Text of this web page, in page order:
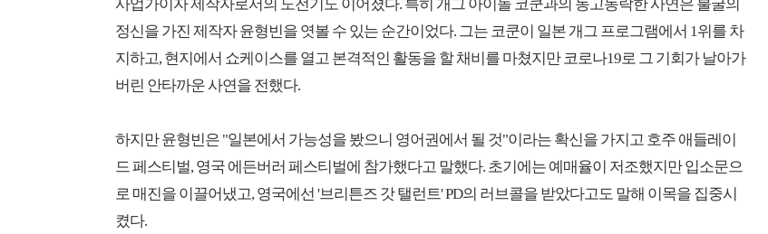
사업가이자 제작자로서의 도전기도 이어졌다. 특히 개그 아이돌 코쿤과의 동고동락한 사연은 불굴의
정신을 가진 제작자 윤형빈을 엿볼 수 있는 순간이었다. 그는 코쿤이 일본 개그 프로그램에서 1위를 차
지하고, 현지에서 쇼케이스를 열고 본격적인 활동을 할 채비를 마쳤지만 코로나19로 그 기회가 날아가
버린 안타까운 사연을 전했다.
하지만 윤형빈은 "일본에서 가능성을 봤으니 영어권에서 될 것"이라는 확신을 가지고 호주 애들레이
드 페스티벌, 영국 에든버러 페스티벌에 참가했다고 말했다. 초기에는 예매율이 저조했지만 입소문으
로 매진을 이끌어냈고, 영국에선 '브리튼즈 갓 탤런트' PD의 러브콜을 받았다고도 말해 이목을 집중시
켰다.